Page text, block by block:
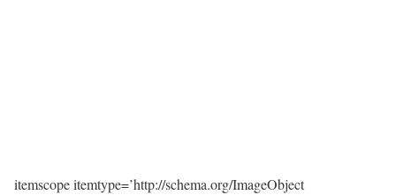
itemscope itemtype=’http://schema.org/ImageObject